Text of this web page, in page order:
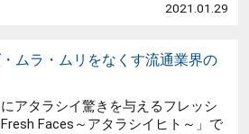
2021.01.29
・ムラ・ムリをなくす流通業界の
アタラシイ驚きを与えるフレッシ
Faces～アタラシイヒト～」で